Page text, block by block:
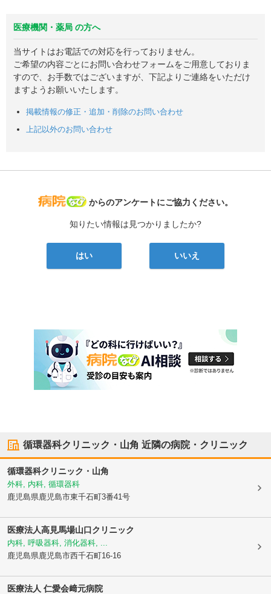
医療機関・薬局 の方へ
当サイトはお電話での対応を行っておりません。
ご希望の内容ごとにお問い合わせフォームをご用意しておりま
すので、お手数ではございますが、下記よりご連絡をいただけ
ますようお願いいたします。
掲載情報の修正・追加・削除のお問い合わせ
上記以外のお問い合わせ
病院なび
からのアンケートにご協力ください。
知りたい情報は見つかりましたか?
はい いいえ
循環器科クリニック・山角 近隣の病院・クリニック
循環器科クリニック・山角
外科, 内科, 循環器科
鹿児島県鹿児島市東千石町3番41号
医療法人高見馬場山口クリニック
内科, 呼吸器科, 消化器科, ...
鹿児島県鹿児島市西千石町16-16
医療法人 仁愛会﨑元病院